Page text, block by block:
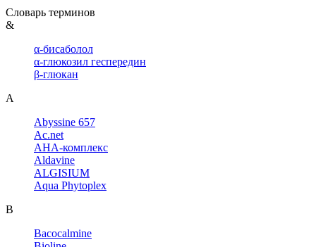
Словарь терминов
&
α-бисаболол
α-глюкозил геспередин
β-глюкан
A
Abyssine 657
Ac.net
AHA-комплекс
Aldavine
ALGISIUM
Aqua Phytoplex
B
Bacocalmine